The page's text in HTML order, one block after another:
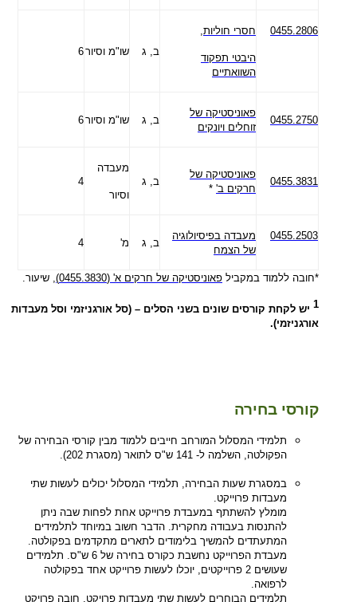
6שו"מ וסיור ב, ג
חסרי חוליות,
היבטי תפקוד
השוואתיים
0455.2806
6שו"מ וסיור ב, ג
פאוניסטיקה של
זוחלים ויונקים
0455.2750
4
מעבדה
וסיור
ב, ג
פאוניסטיקה של
חרקים ב' *
0455.3831
4 מ' ב, ג
מעבדה בפיסיולוגיה
של הצמח
0455.2503
*חובה ללמוד במקביל פאוניסטיקה של חרקים א' (0455.3830) , שיעור.
1 יש לקחת קורסים שונים בשני הסלים – (סל אורגניזמי וסל מעבדות
אורגניזמי).
קורסי בחירה
תלמידי המסלול המורחב חייבים ללמוד מבין קורסי הבחירה של
הפקולטה, השלמה ל- 141 ש"ס לתואר (מסגרת 202).
במסגרת שעות הבחירה, תלמידי המסלול יכולים לעשות שתי
מעבדות פרוייקט.
מומלץ להשתתף במעבדת פרוייקט אחת לפחות שבה ניתן
להתנסות בעבודה מחקרית. הדבר חשוב במיוחד לתלמידים
המתעתדים להמשיך בלימודים לתארים מתקדמים בפקולטה.
מעבדת הפרוייקט נחשבת כקורס בחירה של 6 ש"ס. תלמידים
שעושים 2 פרוייקטים, יוכלו לעשות פרוייקט אחד בפקולטה
לרפואה.
תלמידים הבוחרים לעשות שתי מעבדות פרויקט, חובה פרויקט